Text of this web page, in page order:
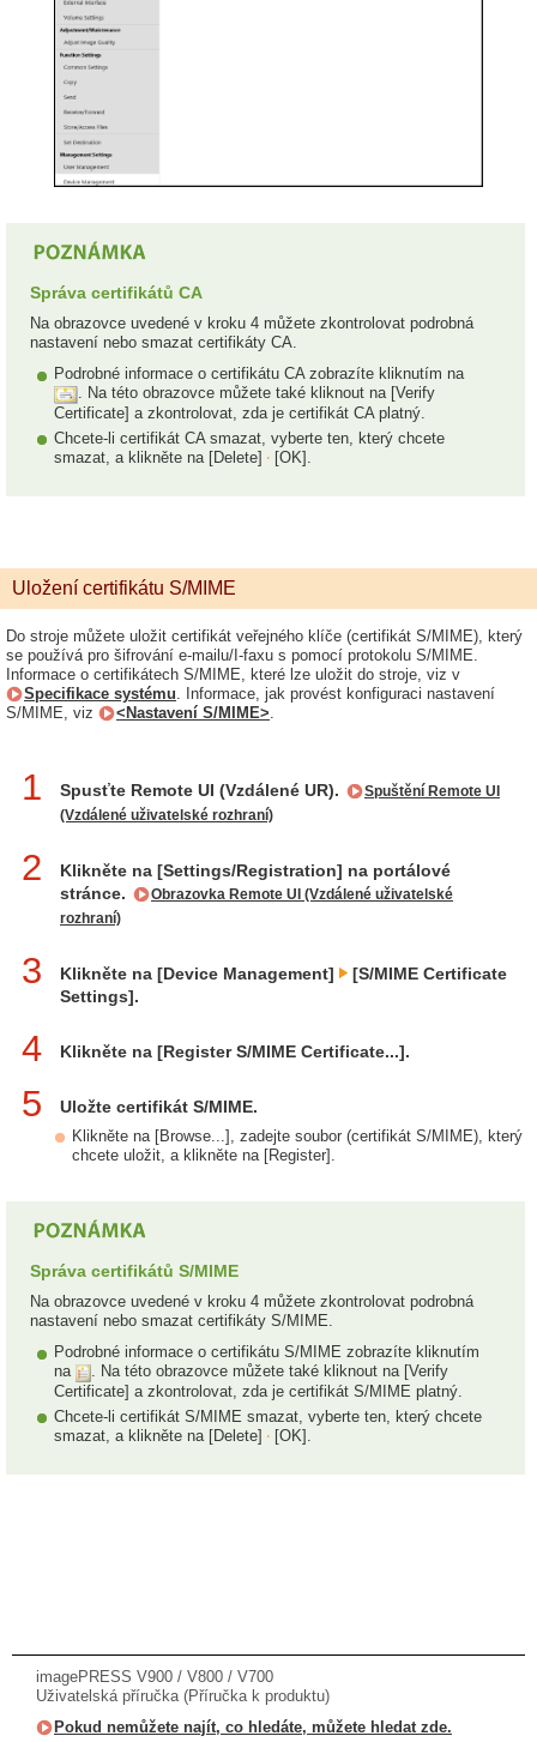
Správa certifikátů CA
Na obrazovce uvedené v kroku 4 můžete zkontrolovat podrobná
nastavení nebo smazat certifikáty CA.
Podrobné informace o certifikátu CA zobrazíte kliknutím na
. Na této obrazovce můžete také kliknout na [Verify
Certificate] a zkontrolovat, zda je certifikát CA platný.
Chcete-li certifikát CA smazat, vyberte ten, který chcete
smazat, a klikněte na [Delete]
[OK].
Uložení certifikátu S/MIME
Do stroje můžete uložit certifikát veřejného klíče (certifikát S/MIME), který
se používá pro šifrování e-mailu/I-faxu s pomocí protokolu S/MIME.
Informace o certifikátech S/MIME, které lze uložit do stroje, viz v
Specifikace systému. Informace, jak provést konfiguraci nastavení
S/MIME, viz
<Nastavení S/MIME>.
1 Spusťte Remote UI (Vzdálené UR).
Spuštění Remote UI
(Vzdálené uživatelské rozhraní)
2
Klikněte na [Settings/Registration] na portálové
stránce.
Obrazovka Remote UI (Vzdálené uživatelské
rozhraní)
3 Klikněte na [Device Management]
[S/MIME Certificate
Settings].
4 Klikněte na [Register S/MIME Certificate...].
5 Uložte certifikát S/MIME.
Klikněte na [Browse...], zadejte soubor (certifikát S/MIME), který
chcete uložit, a klikněte na [Register].
Správa certifikátů S/MIME
Na obrazovce uvedené v kroku 4 můžete zkontrolovat podrobná
nastavení nebo smazat certifikáty S/MIME.
Podrobné informace o certifikátu S/MIME zobrazíte kliknutím
na
. Na této obrazovce můžete také kliknout na [Verify
Certificate] a zkontrolovat, zda je certifikát S/MIME platný.
Chcete-li certifikát S/MIME smazat, vyberte ten, který chcete
smazat, a klikněte na [Delete]
[OK].
imagePRESS V900 / V800 / V700
Uživatelská příručka (Příručka k produktu)
Pokud nemůžete najít, co hledáte, můžete hledat zde.